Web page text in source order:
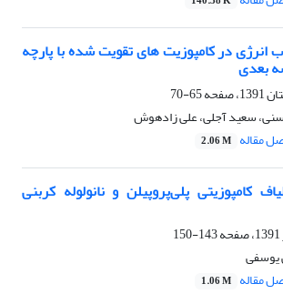
در کامپوزیت های تقویت شده با پارچه
بعدی
65-70
سعید آجلی، علی زادهوش
مقاله 2.06 M
کامپوزیتی پلی‌پروپیلن و نانولوله کربنی
143-150
یوسفی
مقاله 1.06 M